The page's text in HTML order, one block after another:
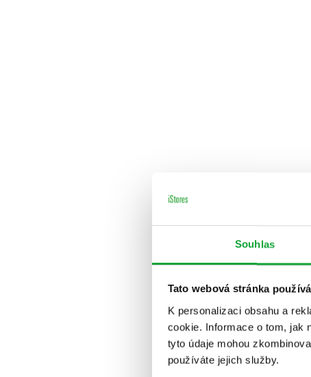
Souhlas
Tato webová stránka
K personalizaci obsahu a
cookie. Informace o tom, jak
tyto údaje mohou
používáte jejich služby.